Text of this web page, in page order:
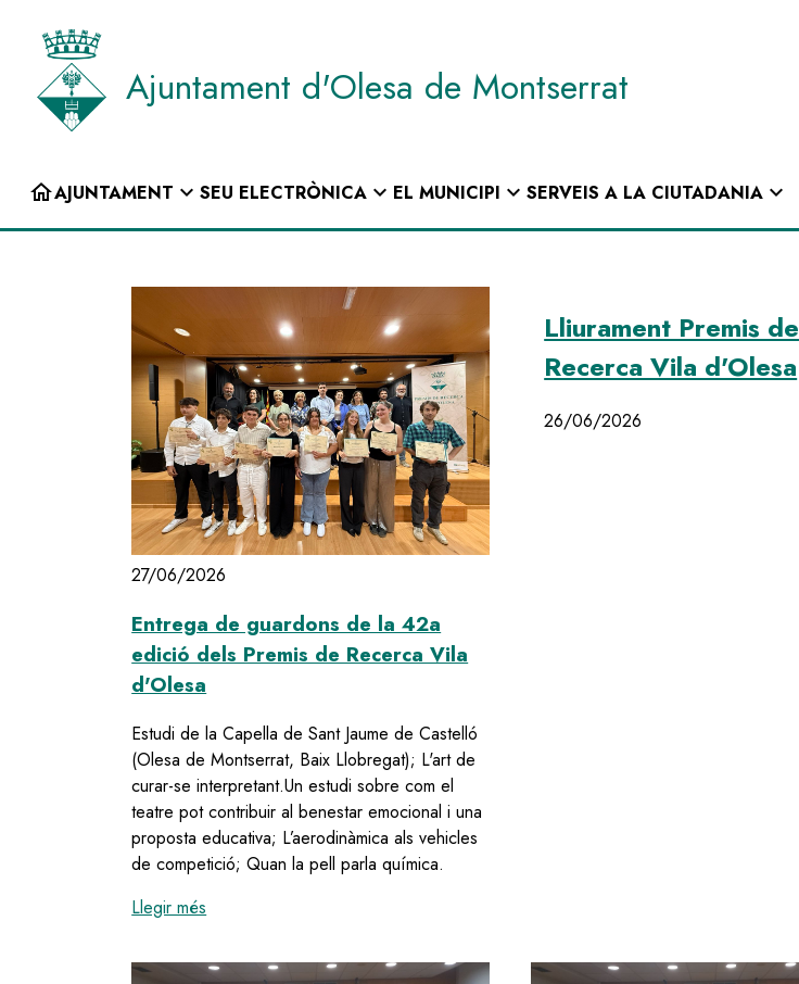
contingut
Ajuntament d'Olesa de Montserrat
Navegació
INICI
homeAJUNTAMENT expand_more SEU ELECTRÒNICAexpand_more EL MUNICIPI expand_more SERVEIS A LA CIUTADANIAexpand_more
27/06/2026
Entrega de guardons de la 42a
edició dels Premis de Recerca Vila
d'Olesa
Estudi de la Capella de Sant Jaume de Castelló
(Olesa de Montserrat, Baix Llobregat); L'art de
curar-se interpretant.Un estudi sobre com el
teatre pot contribuir al benestar emocional i una
proposta educativa; L’aerodinàmica als vehicles
de competició; Quan la pell parla química.
Llegir més
Lliurament Premis de
Recerca Vila d'Olesa
26/06/2026